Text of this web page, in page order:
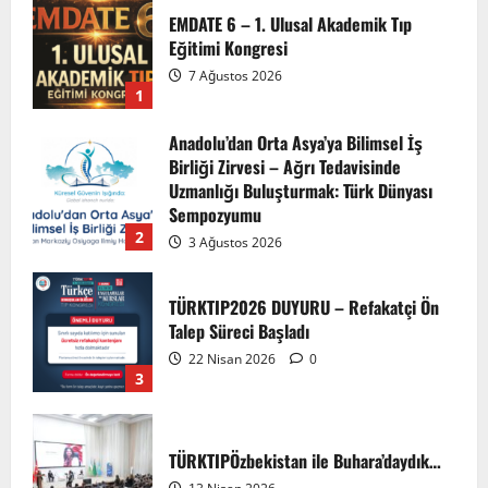
2
Anadolu’dan Orta Asya’ya Bilimsel İş
Birliği Zirvesi – Ağrı Tedavisinde
Uzmanlığı Buluşturmak: Türk Dünyası
Sempozyumu
3
TÜRKTIP2026 DUYURU – Refakatçi Ön
Talep Süreci Başladı
22 Nisan 2026
4
TÜRKTIPÖzbekistan ile Buhara’daydık…
13 Nisan 2026
TÜRKTIP Kosova ile balkanlardaydık…